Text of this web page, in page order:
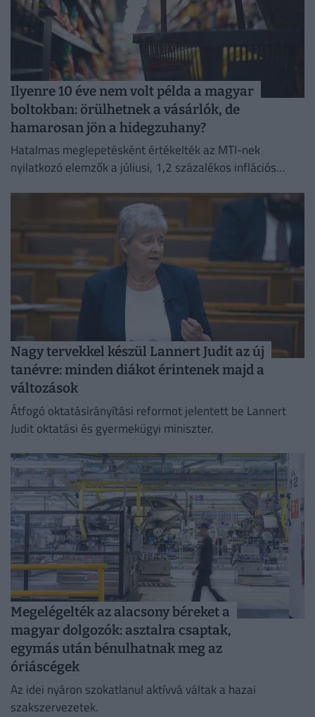
Ilyenre 10 éve nem volt példa a magyar
boltokban: örülhetnek a vásárlók, de
hamarosan jön a hidegzuhany?
Hatalmas meglepetésként értékelték az MTI-nek
nyilatkozó elemzők a júliusi, 1,2 százalékos inflációs
Nagy tervekkel készül Lannert Judit az új
tanévre: minden diákot érintenek majd a
változások
Átfogó oktatásirányítási reformot jelentett be Lannert
Judit oktatási és gyermekügyi miniszter.
Megelégelték az alacsony béreket a
magyar dolgozók: asztalra csaptak,
egymás után bénulhatnak meg az
óriáscégek
Az idei nyáron szokatlanul aktívvá váltak a hazai
szakszervezetek.